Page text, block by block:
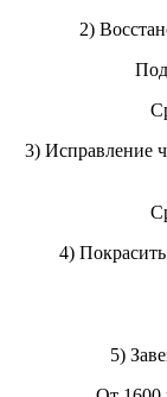
2)
3) Исправление
4)
5)